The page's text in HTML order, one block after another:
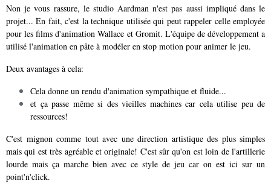
Non je vous rassure, le studio Aardman n'est pas aussi impliqué dans le
projet... En fait, c'est la technique utilisée qui peut rappeler celle employée
pour les films d'animation Wallace et Gromit. L'équipe de développement a
utilisé l'animation en pâte à modéler en stop motion pour animer le jeu.
Deux avantages à cela:
Cela donne un rendu d'animation sympathique et fluide...
et ça passe même si des vieilles machines car cela utilise peu de
ressources!
C'est mignon comme tout avec une direction artistique des plus simples
mais qui est très agréable et originale! C'est sûr qu'on est loin de l'artillerie
lourde mais ça marche bien avec ce style de jeu car on est ici sur un
point'n'click.